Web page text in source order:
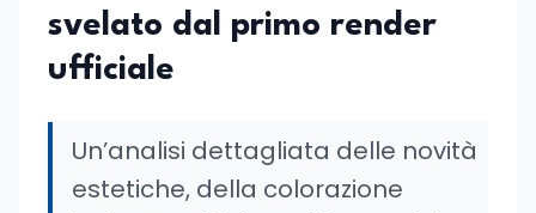
svelato dal primo render
ufficiale
Un’analisi dettagliata delle novità
estetiche, della colorazione